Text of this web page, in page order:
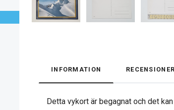
INFORMATION RECENSIONER
Detta vykort är begagnat och det